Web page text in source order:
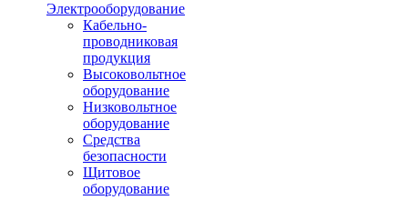
Электрооборудование
Кабельно-
проводниковая
продукция
Высоковольтное
оборудование
Низковольтное
оборудование
Средства
безопасности
Щитовое
оборудование